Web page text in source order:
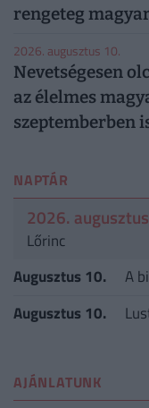
rengeteg
2026. augusztus 10.
Nevetségesen
az élelmes
szeptemberben
NAPTÁR
2026.
Lőrinc
Augusztus 10.
A
Augusztus 10.
AJÁNLATUNK